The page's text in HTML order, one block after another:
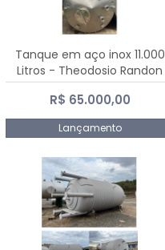
Tanque em aço inox 11.000
Litros - Theodosio Randon
R$ 65.000,00
Lançamento